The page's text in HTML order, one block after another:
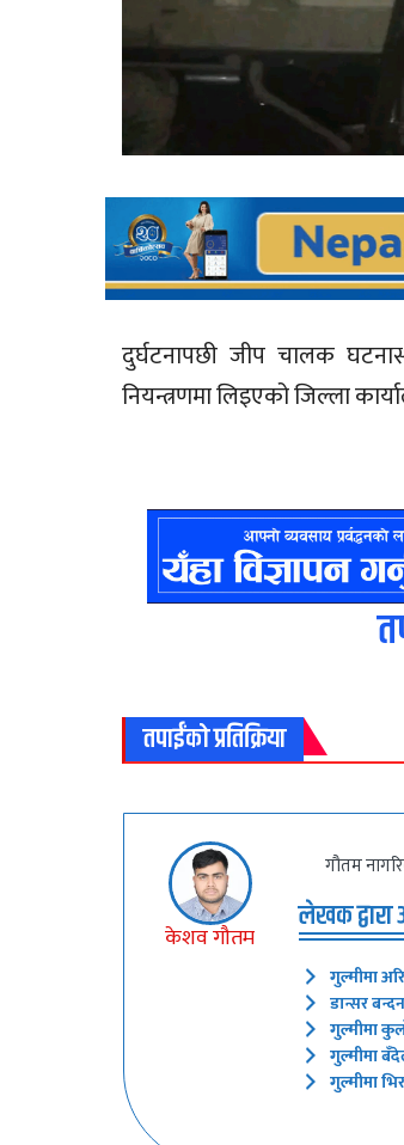
दुर्घटनापछी जीप चालक
नियन्त्रणमा लिइएको जिल्ला
तपाईंको प्रतिक्रिया
केशव गौतम
गौतम
लेखक
गुल्मीमा
डान्सर
गुल्मीमा
गुल्मीमा
गुल्मीमा